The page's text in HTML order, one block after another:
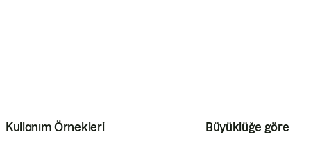
Kullanım Örnekleri Büyüklüğe göre